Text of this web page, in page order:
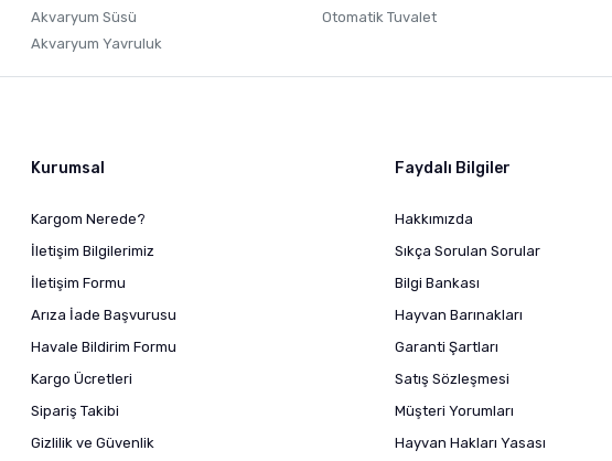
Akvaryum Süsü
Akvaryum Yavruluk
Otomatik Tuvalet
Kurumsal
Kargom Nerede?
İletişim Bilgilerimiz
İletişim Formu
Arıza İade Başvurusu
Havale Bildirim Formu
Kargo Ücretleri
Sipariş Takibi
Gizlilik ve Güvenlik
Faydalı Bilgiler
Hakkımızda
Sıkça Sorulan Sorular
Bilgi Bankası
Hayvan Barınakları
Garanti Şartları
Satış Sözleşmesi
Müşteri Yorumları
Hayvan Hakları Yasası